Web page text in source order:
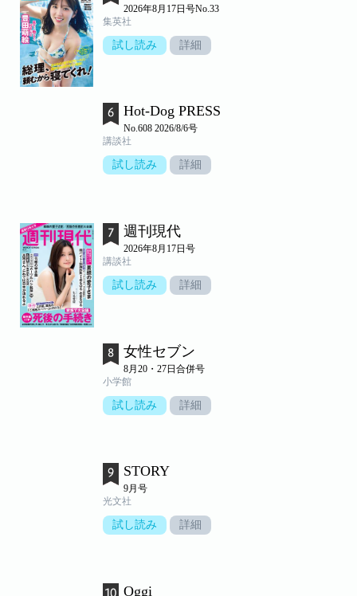
2026年8月17日号No.33
集英社
試し読み 詳細
Hot-Dog PRESS
No.608 2026/8/6号
講談社
試し読み 詳細
週刊現代
2026年8月17日号
講談社
試し読み 詳細
女性セブン
8月20・27日合併号
小学館
試し読み 詳細
STORY
9月号
光文社
試し読み 詳細
Oggi